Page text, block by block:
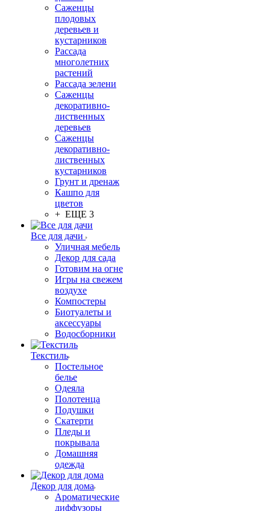
Саженцы
плодовых
деревьев и
кустарников
Рассада
многолетних
растений
Рассада зелени
Саженцы
декоративно-
лиственных
деревьев
Саженцы
декоративно-
лиственных
кустарников
Грунт и дренаж
Кашпо для
цветов
+ ЕЩЕ 3
Все для дачи
Уличная мебель
Декор для сада
Готовим на огне
Игры на свежем
воздухе
Компостеры
Биотуалеты и
аксессуары
Водосборники
Текстиль
Постельное
белье
Одеяла
Полотенца
Подушки
Скатерти
Пледы и
покрывала
Домашняя
одежда
Декор для дома
Ароматические
диффузоры